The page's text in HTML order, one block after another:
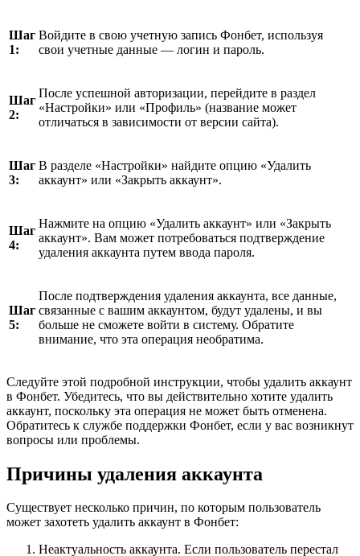
Шаг
1:
Войдите в свою учетную запись Фонбет, используя
свои учетные данные — логин и пароль.
Шаг
2:
После успешной авторизации, перейдите в раздел
«Настройки» или «Профиль» (название может
отличаться в зависимости от версии сайта).
Шаг
3:
В разделе «Настройки» найдите опцию «Удалить
аккаунт» или «Закрыть аккаунт».
Шаг
4:
Нажмите на опцию «Удалить аккаунт» или «Закрыть
аккаунт». Вам может потребоваться подтверждение
удаления аккаунта путем ввода пароля.
Шаг
5:
После подтверждения удаления аккаунта, все данные,
связанные с вашим аккаунтом, будут удалены, и вы
больше не сможете войти в систему. Обратите
внимание, что эта операция необратима.
Следуйте этой подробной инструкции, чтобы удалить аккаунт
в Фонбет. Убедитесь, что вы действительно хотите удалить
аккаунт, поскольку эта операция не может быть отменена.
Обратитесь к службе поддержки Фонбет, если у вас возникнут
вопросы или проблемы.
Причины удаления аккаунта
Существует несколько причин, по которым пользователь
может захотеть удалить аккаунт в Фонбет:
Неактуальность аккаунта. Если пользователь перестал